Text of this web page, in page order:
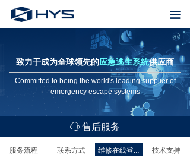
끀
首页
产品中心
Voice alarm system
场所解决方案
售后服务
Committed to being the world's leading supplier of
emergency escape systems
致力于成为全球领先的应急逃生系统供应商
服务流程 联系方式 维修在线登记申请 技术支持
ꁱ 售后服务